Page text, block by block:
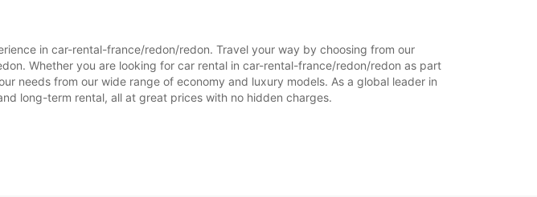
14:00 - 18:00
07:30 - 08:59*
12:01 - 13:59*
18:01 - 21:00*
in car-rental-france/redon/redon. Travel your way by choosing from our
Whether you are looking for car rental in car-rental-france/redon/redon as part
needs from our wide range of economy and luxury models. As a global leader in
long-term rental, all at great prices with no hidden charges.